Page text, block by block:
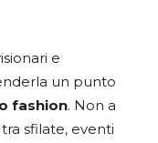
e
un punto
fashion. Non a
sfilate, eventi